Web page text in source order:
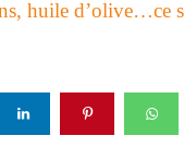
huile d’olive…ce